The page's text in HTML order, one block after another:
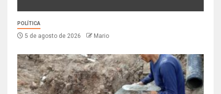
POLÍTICA
5 de agosto de 2026 Mario